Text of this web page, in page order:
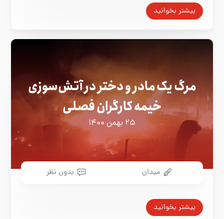
بیشتر بخوانید
مرگ یک مادر و دختر در آتش‌سوزی
خیمه کارگران فصلی
۲۵ بهمن ۱۴۰۰
میدان بدون نظر
بیشتر بخوانید